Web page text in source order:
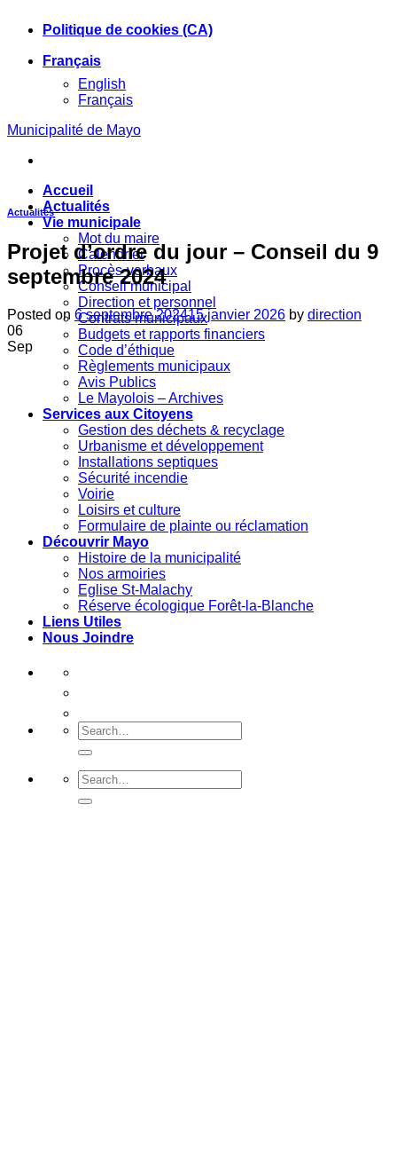
content
Politique de cookies (CA)
Français
English
Français
Municipalité de Mayo
Accueil
Actualités
Vie municipale
Mot du maire
Calendrier
Procès-verbaux
Conseil municipal
Direction et personnel
Contrats municipaux
Budgets et rapports financiers
Code d’éthique
Règlements municipaux
Avis Publics
Le Mayolois – Archives
Services aux Citoyens
Gestion des déchets & recyclage
Urbanisme et développement
Installations septiques
Sécurité incendie
Voirie
Loisirs et culture
Formulaire de plainte ou réclamation
Découvrir Mayo
Histoire de la municipalité
Nos armoiries
Eglise St-Malachy
Réserve écologique Forêt-la-Blanche
Liens Utiles
Nous Joindre
Actualités
Projet d’ordre du jour – Conseil du 9
septembre 2024
Posted on 6 septembre 202415 janvier 2026 by direction
06
Sep